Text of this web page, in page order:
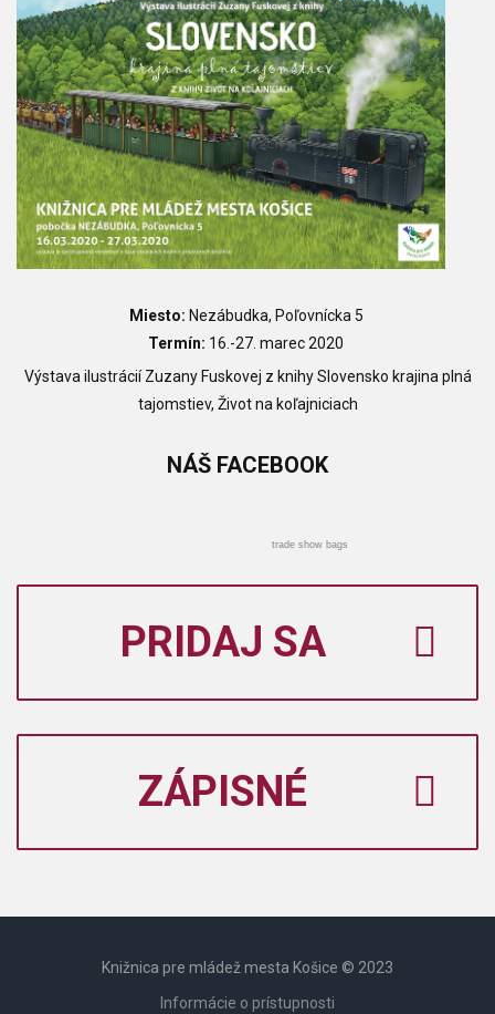
Miesto: Nezábudka, Poľovnícka 5
Termín: 16.-27. marec 2020
Výstava ilustrácií Zuzany Fuskovej z knihy Slovensko krajina plná
tajomstiev, Život na koľajniciach
NÁŠ FACEBOOK
trade show bags
PRIDAJ SA
ZÁPISNÉ
Knižnica pre mládež mesta Košice © 2023
Informácie o prístupnosti